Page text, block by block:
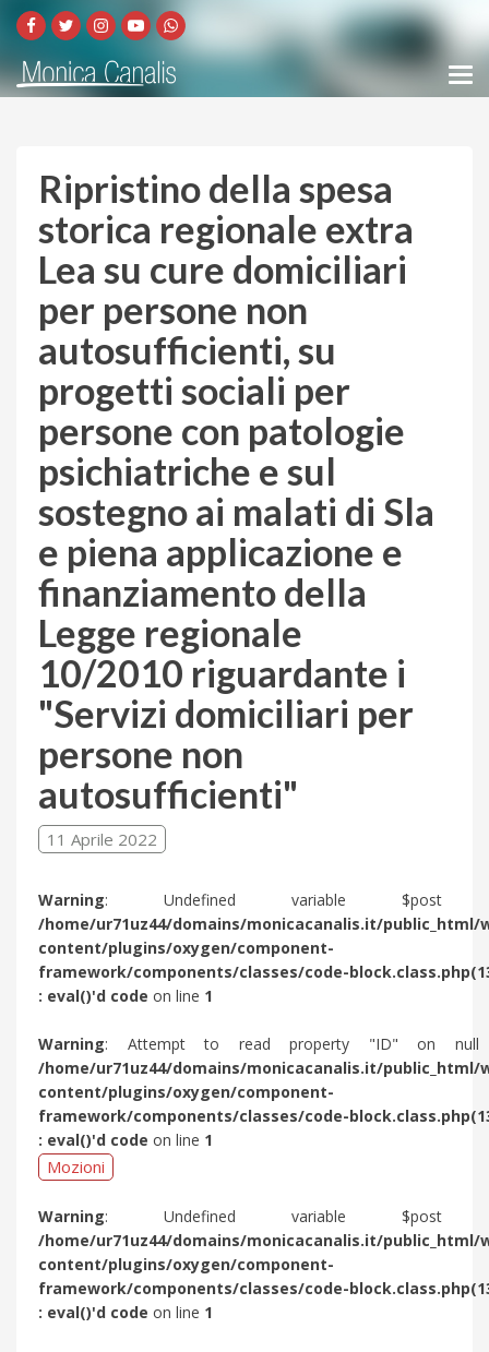
Ripristino della spesa
storica regionale extra
Lea su cure domiciliari
per persone non
autosufficienti, su
progetti sociali per
persone con patologie
psichiatriche e sul
sostegno ai malati di Sla
e piena applicazione e
finanziamento della
Legge regionale
10/2010 riguardante i
"Servizi domiciliari per
persone non
autosufficienti"
11 Aprile 2022
Warning: Undefined variable $post
/home/ur71uz44/domains/monicacanalis.it/public_html/
content/plugins/oxygen/component-
framework/components/classes/code-
: eval()'d code on line 1
Warning: Attempt to read property "ID" on
/home/ur71uz44/domains/monicacanalis.it/public_html/
content/plugins/oxygen/component-
framework/components/classes/code-
: eval()'d code on line 1
Mozioni
Warning: Undefined variable $post
/home/ur71uz44/domains/monicacanalis.it/public_html/
content/plugins/oxygen/component-
framework/components/classes/code-
: eval()'d code on line 1